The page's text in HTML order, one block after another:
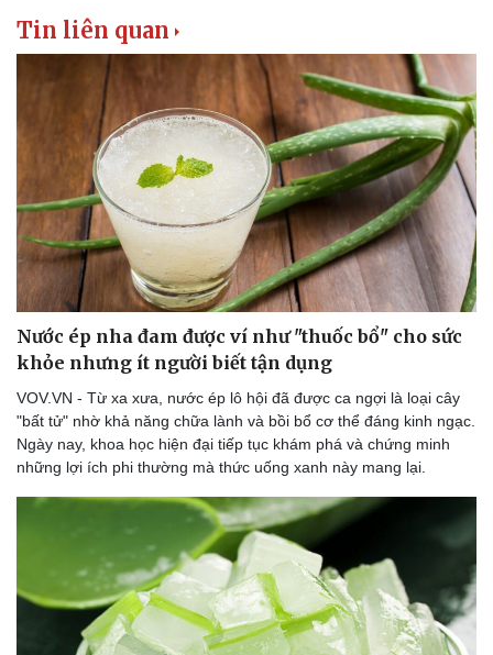
Tin liên quan
Nước ép nha đam được ví như "thuốc bổ" cho sức
khỏe nhưng ít người biết tận dụng
VOV.VN - Từ xa xưa, nước ép lô hội đã được ca ngợi là loại cây
"bất tử" nhờ khả năng chữa lành và bồi bổ cơ thể đáng kinh ngạc.
Ngày nay, khoa học hiện đại tiếp tục khám phá và chứng minh
những lợi ích phi thường mà thức uống xanh này mang lại.